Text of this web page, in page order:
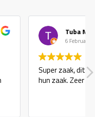
nog mensen die echt
hun zaak. Zeer proper en zeer ordentelijk Top